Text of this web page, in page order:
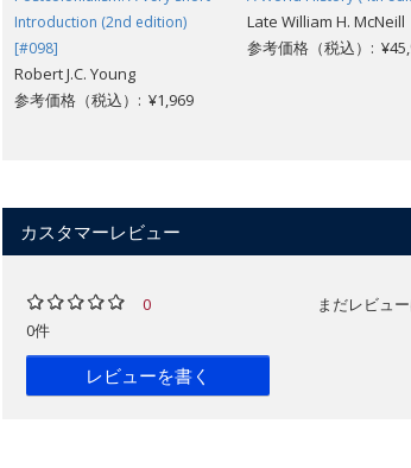
Introduction (2nd edition)
[#098]
Robert J.C. Young
参考価格（税込）: ¥1,969
Late William H. McNeill
参考価格（税込）:
カスタマーレビュー
0
0件
レビューを書く
まだレビュ